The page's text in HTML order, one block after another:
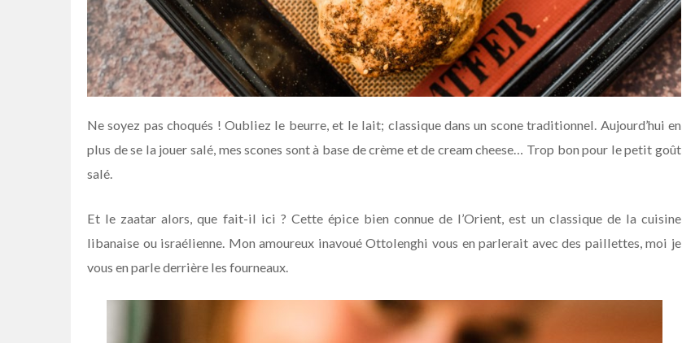
Ne soyez pas choqués ! Oubliez le beurre, et le lait; classique dans un scone traditionnel. Aujourd’hui en
plus de se la jouer salé, mes scones sont à base de crème et de cream cheese… Trop bon pour le petit goût
salé.
Et le zaatar alors, que fait-il ici ? Cette épice bien connue de l’Orient, est un classique de la cuisine
libanaise ou israélienne. Mon amoureux inavoué Ottolenghi vous en parlerait avec des paillettes, moi je
vous en parle derrière les fourneaux.